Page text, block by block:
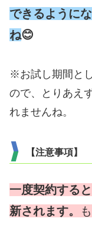
できるように
ね😊
※お試し期間と
ので、とりあえ
れませんね。
【注意事項】
一度契約する
新されます。